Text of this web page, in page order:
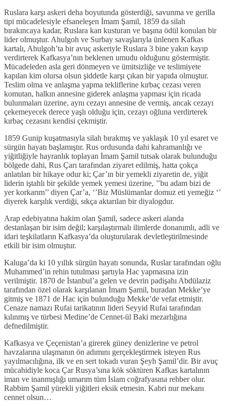
Ruslara karşı askeri deha boyutunda gösterdiği, savunma ve gerilla
tipi mücadelesiyle efsaneleşen İmam Şamil, 1859 da silah
bırakıncaya kadar, Ruslara kan kusturan ve başına ödül konulan bir
lider olmuştur. Ahulgoh ve Surbay savaşlarıyla ünlenen Kafkas
kartalı, Ahulgoh’ta bir avuç askeriyle Ruslara 3 bine yakın kayıp
verdirterek Kafkasya’nın beklenen umudu olduğunu göstermiştir.
Mücadeleden asla geri dönmeyen ve ümitsizliğe ve teslimiyete
kapılan kim olursa olsun şiddetle karşı çıkan bir yapıda olmuştur.
Teslim olma ve anlaşma yapma tekliflerine kırbaç cezası veren
komutan, halkın annesine giderek anlaşma yapması için ricada
bulunmaları üzerine, aynı cezayı annesine de vermiş, ancak cezayı
çekemeyecek derece yaşlı olduğu için, cezayı oğluna verdirterek
kırbaç cezasını kendisi çekmiştir.
1859 Gunip kuşatmasıyla silah bırakmış ve yaklaşık 10 yıl esaret ve
sürgün hayatı başlamıştır. Rus ordusunda dahi kahramanlığı ve
yiğitliğiyle hayranlık toplayan İmam Şamil tutsak olarak bulunduğu
bölgede dahi, Rus Çarı tarafından ziyaret edilmiş, hatta çokça
anlatılan bir hikaye odur ki; Çar’ın bir yemekli ziyaretin de, yiğit
liderin iştahlı bir şekilde yemek yemesi üzerine, ’’bu adam bizi de
yer korkarım’’ diyen Çar’a, ‘’Biz Müslümanlar domuz eti yemeğiz ‘’
diyerek karşılık verdiği, sıkça aktarılan bir diyalogdur.
Arap edebiyatına hakim olan Şamil, sadece askeri alanda
destanlaşan bir isim değil; karşılaştırmalı ilimlerde donanımlı, adli ve
idari teşkilatların Kafkasya’da oluşturularak devletleştirilmesinde
etkili bir isim olmuştur.
Kaluga’da ki 10 yıllık sürgün hayatı sonunda, Ruslar tarafından oğlu
Muhammed’in rehin tutulması şartıyla Hac yapmasına izin
verilmiştir. 1870 de İstanbul’a gelen ve devrin padişahı Abdülaziz
tarafından özel olarak karşılanan İmam Şamil, buradan Mekke’ye
gitmiş ve 1871 de Hac için bulunduğu Mekke’de vefat etmiştir.
Cenaze namazı Rufai tarikatının lideri Seyyid Rufai tarafından
kılınmış ve türbesi Medine’de Cennet-ül Baki mezarlığına
defnedilmiştir.
Kafkasya ve Çeçenistan’a girerek güney denizlerine ve petrol
havzalarına ulaşmanın ön adımını gerçekleştirmek isteyen Rus
yayılmacılığına, ilk ve en sert tokadı vuran Şeyh Şamil’dir. Bir avuç
mücahidiyle koca Çar Rusya’sına kök söktüren Kafkas kartalının
iman ve inanmışlığı umarım tüm İslam coğrafyasına rehber olur.
Rabbim Şamil yürekli yiğitleri eksik etmesin. Kabri nur mekanı
cennet olsun…